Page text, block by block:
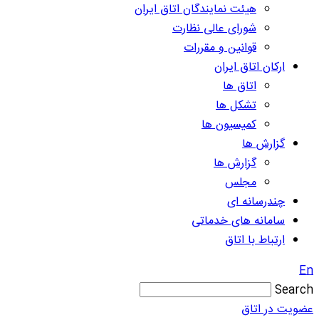
هیئت نمایندگان اتاق ایران
شورای عالی نظارت
قوانین و مقررات
ارکان اتاق ایران
اتاق ها
تشکل ها
کمیسیون ها
گزارش ها
گزارش ها
مجلس
چندرسانه ای
سامانه های خدماتی
ارتباط با اتاق
En
Search
عضویت در اتاق